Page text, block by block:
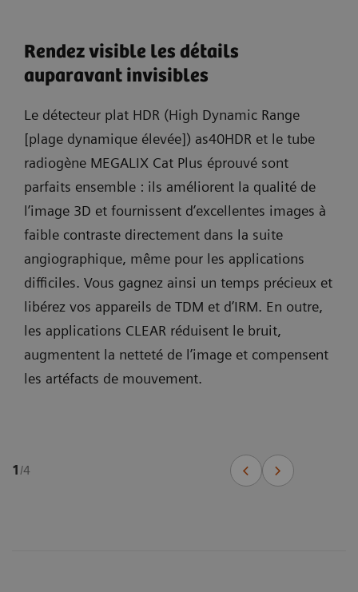
Rendez visible les détails
auparavant invisibles
Le détecteur plat HDR (High Dynamic Range
[plage dynamique élevée]) as40HDR et le tube
radiogène MEGALIX Cat Plus éprouvé sont
parfaits ensemble : ils améliorent la qualité de
l’image 3D et fournissent d’excellentes images à
faible contraste directement dans la suite
angiographique, même pour les applications
difficiles. Vous gagnez ainsi un temps précieux et
libérez vos appareils de TDM et d’IRM. En outre,
les applications CLEAR réduisent le bruit,
augmentent la netteté de l’image et compensent
les artéfacts de mouvement.
1/4